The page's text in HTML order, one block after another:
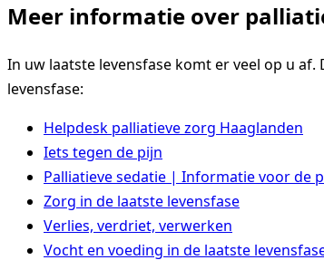
Meer informatie over
In uw laatste levensfase komt er veel op u
levensfase:
Helpdesk palliatieve zorg Haaglanden
Iets tegen de pijn
Palliatieve sedatie | Informatie voor de
Zorg in de laatste levensfase
Verlies, verdriet, verwerken
Vocht en voeding in de laatste